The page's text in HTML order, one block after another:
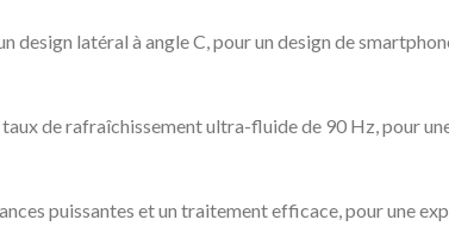
design latéral à angle C, pour un design de
de rafraîchissement ultra-fluide de 90 Hz, pour
puissantes et un traitement efficace, pour une